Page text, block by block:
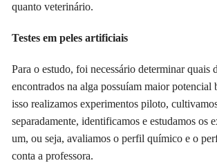
quanto veterinário.
Testes em peles artificiais
Para o estudo, foi necessário determinar quais
encontrados na alga possuíam maior potencial
isso realizamos experimentos piloto,
separadamente, identificamos e estudamos os
um, ou seja, avaliamos o perfil químico e o
conta a professora.